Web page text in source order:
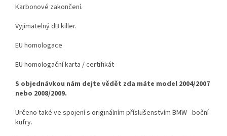
Karbonové zakončení.
Vyjímatelný dB killer.
EU homologace
EU homologační karta / certifikát
S objednávkou nám dejte vědět zda máte model 2004/2007
nebo 2008/2009.
Určeno také ve spojení s originálním příslušenstvím BMW - boční
kufry.